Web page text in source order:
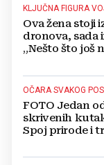
KLJUČNA FIGURA
Ova žena stoji
dronova, sada
„Nešto što još
OČARA SVAKOG
FOTO Jedan
skrivenih
Spoj prirode i
destinacijom